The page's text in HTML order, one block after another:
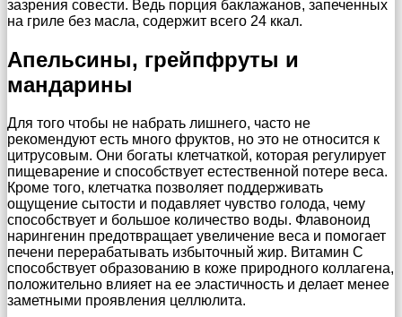
зазрения совести. Ведь порция баклажанов, запеченных
на гриле без масла, содержит всего 24 ккал.
Апельсины, грейпфруты и
мандарины
Для того чтобы не набрать лишнего, часто не
рекомендуют есть много фруктов, но это не относится к
цитрусовым. Они богаты клетчаткой, которая регулирует
пищеварение и способствует естественной потере веса.
Кроме того, клетчатка позволяет поддерживать
ощущение сытости и подавляет чувство голода, чему
способствует и большое количество воды. Флавоноид
нарингенин предотвращает увеличение веса и помогает
печени перерабатывать избыточный жир. Витамин C
способствует образованию в коже природного коллагена,
положительно влияет на ее эластичность и делает менее
заметными проявления целлюлита.